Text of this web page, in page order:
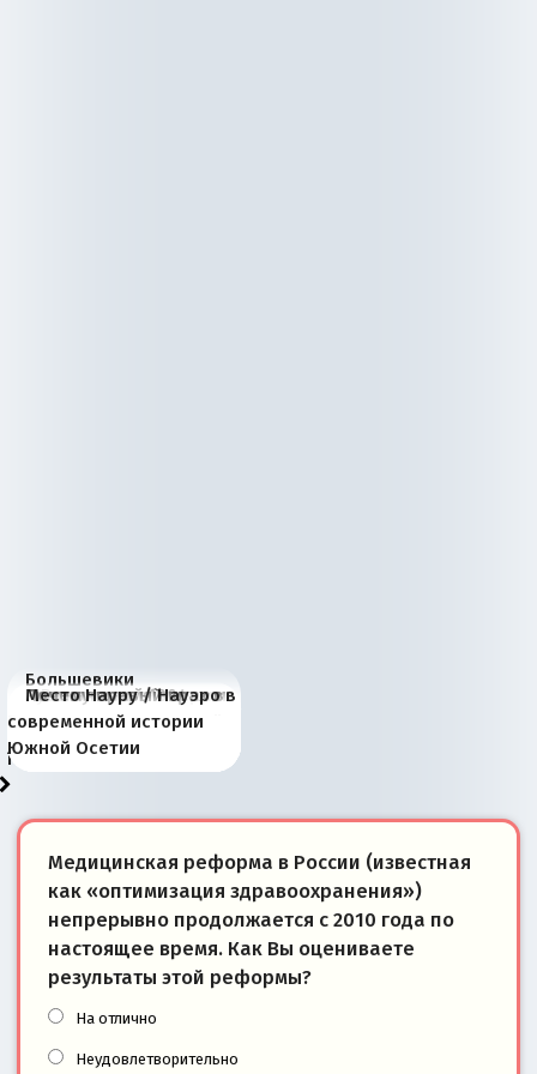
Большевики
отличаются от «Яблока»
тем, что они -
победители
Киевская марионетка
Запада рассказала о
«переобувании» хозяев
В России назрели
перемены: 15 шагов к
суверенной экономике
Миграционный пожар
Европы
Россия начинает
сбрасывать балласт
Анкориджа
Россия зимой 1904
года: первые уступки во
внутренней политике
Русская нация вчера и
сегодня
Почему правый крах в
Варшаве не поможет её
отношениям с Россией?
Место Науру / Науэро в
современной истории
Южной Осетии
Медицинская реформа в России (известная
как «оптимизация здравоохранения»)
непрерывно продолжается с 2010 года по
настоящее время. Как Вы оцениваете
результаты этой реформы?
На отлично
Неудовлетворительно